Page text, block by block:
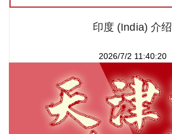
印度 (India) 介绍
2026/7/2 11:40:20